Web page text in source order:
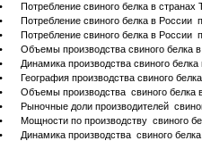
•
Потребление свиного белка в странах
•
Потребление свиного белка в России
•
Потребление свиного белка в России
•
Объемы производства свиного белка
•
Динамика производства свиного
•
География производства свиного
•
Объемы производства свиного белка
•
Рыночные доли производителей
•
Мощности по производству свиного
•
Динамика производства свиного